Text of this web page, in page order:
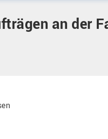
an der